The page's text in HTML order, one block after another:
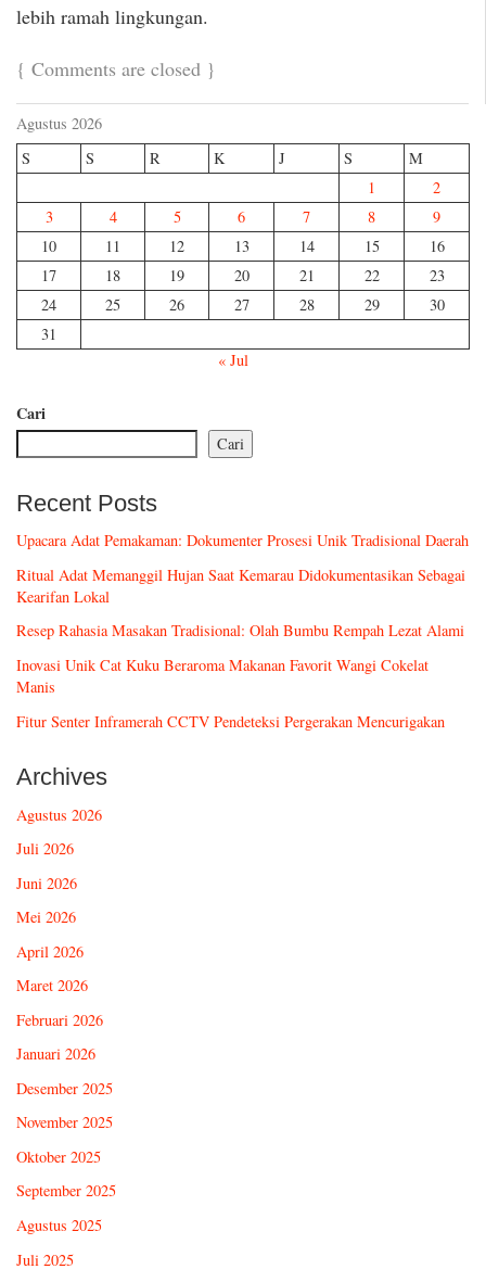
lebih ramah lingkungan.
{ Comments are closed }
Agustus 2026
S
S R K J S
M
1
2
3
4 5 6 7 8
9
10
11 12 13 14 15
16
17
18 19 20 21 22
23
24
25 26 27 28 29
30
31
« Jul
Cari
Cari
Recent Posts
Upacara Adat Pemakaman: Dokumenter Prosesi Unik Tradisional Daerah
Ritual Adat Memanggil Hujan Saat Kemarau Didokumentasikan Sebagai
Kearifan Lokal
Resep Rahasia Masakan Tradisional: Olah Bumbu Rempah Lezat Alami
Inovasi Unik Cat Kuku Beraroma Makanan Favorit Wangi Cokelat
Manis
Fitur Senter Inframerah CCTV Pendeteksi Pergerakan Mencurigakan
Archives
Agustus 2026
Juli 2026
Juni 2026
Mei 2026
April 2026
Maret 2026
Februari 2026
Januari 2026
Desember 2025
November 2025
Oktober 2025
September 2025
Agustus 2025
Juli 2025